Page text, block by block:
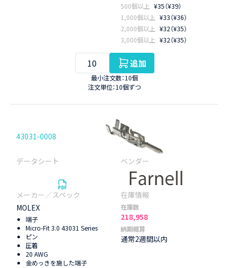
500個以上 ¥35（¥39）
1,000個以上 ¥33（¥36）
2,000個以上 ¥32（¥35）
3,000個以上 ¥32（¥35）
追加
最小注文数：10個
注文単位：10個ずつ
43031-0008
MOLEX
端子
Micro-Fit 3.0 43031 Series
ピン
圧着
20 AWG
金めっきを施した端子
在庫数
218,958
納期概算
通常2週間以内